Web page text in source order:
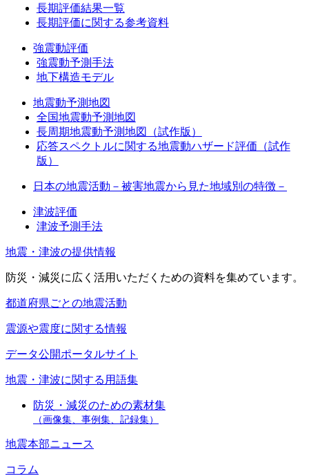
長期評価結果一覧
長期評価に関する参考資料
強震動評価
強震動予測手法
地下構造モデル
地震動予測地図
全国地震動予測地図
長周期地震動予測地図（試作版）
応答スペクトルに関する地震動ハザード評価（試作
版）
日本の地震活動－被害地震から見た地域別の特徴－
津波評価
津波予測手法
地震・津波の提供情報
防災・減災に広く活用いただくための資料を集めています。
都道府県ごとの地震活動
震源や震度に関する情報
データ公開ポータルサイト
地震・津波に関する用語集
防災・減災のための素材集
（画像集、事例集、記録集）
地震本部ニュース
コラム